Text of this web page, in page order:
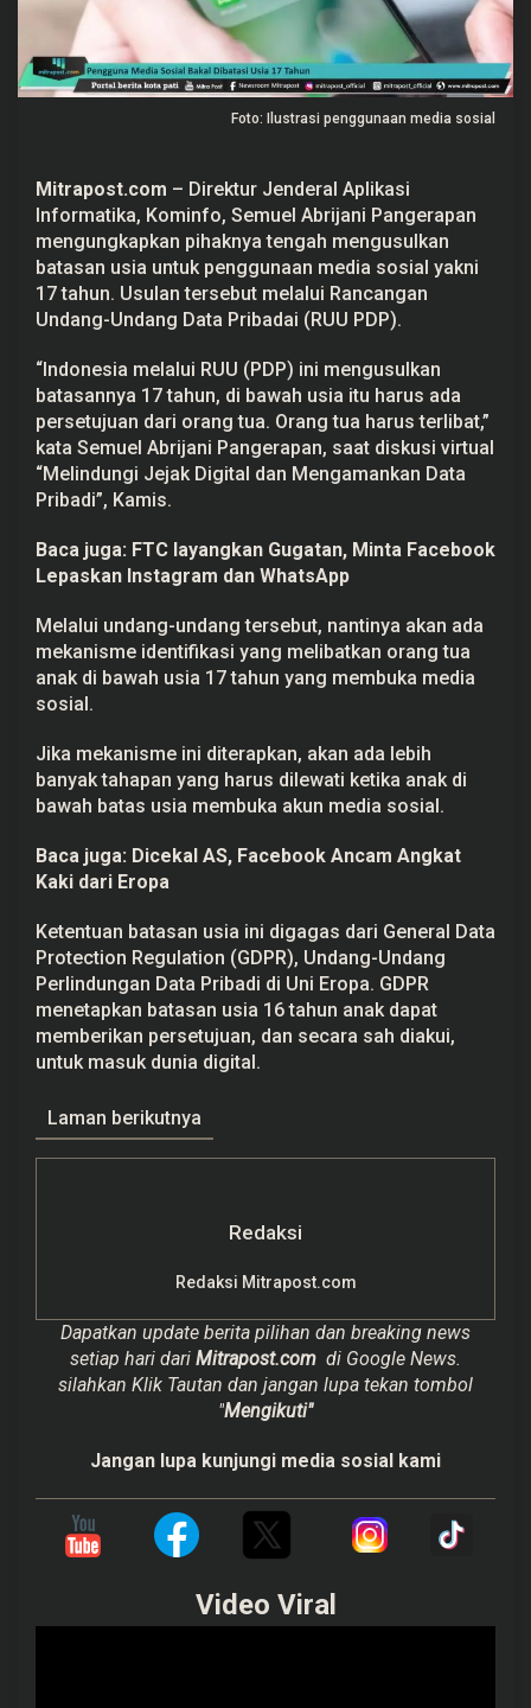
D
a
t
a
i
a
1
7
T
a
h
u
Foto: Ilustrasi penggunaan media sosial
Mitrapost.com – Direktur Jenderal Aplikasi
Informatika, Kominfo, Semuel Abrijani Pangerapan
mengungkapkan pihaknya tengah mengusulkan
batasan usia untuk penggunaan media sosial yakni
17 tahun. Usulan tersebut melalui Rancangan
Undang-Undang Data Pribadai (RUU PDP).
“Indonesia melalui RUU (PDP) ini mengusulkan
batasannya 17 tahun, di bawah usia itu harus ada
persetujuan dari orang tua. Orang tua harus terlibat,”
kata Semuel Abrijani Pangerapan, saat diskusi virtual
“Melindungi Jejak Digital dan Mengamankan Data
Pribadi”, Kamis.
Baca juga: FTC layangkan Gugatan, Minta Facebook
Lepaskan Instagram dan WhatsApp
Melalui undang-undang tersebut, nantinya akan ada
mekanisme identifikasi yang melibatkan orang tua
anak di bawah usia 17 tahun yang membuka media
sosial.
Jika mekanisme ini diterapkan, akan ada lebih
banyak tahapan yang harus dilewati ketika anak di
bawah batas usia membuka akun media sosial.
Baca juga: Dicekal AS, Facebook Ancam Angkat
Kaki dari Eropa
Ketentuan batasan usia ini digagas dari General Data
Protection Regulation (GDPR), Undang-Undang
Perlindungan Data Pribadi di Uni Eropa. GDPR
menetapkan batasan usia 16 tahun anak dapat
memberikan persetujuan, dan secara sah diakui,
untuk masuk dunia digital.
Laman berikutnya
Redaksi
Redaksi Mitrapost.com
Dapatkan update berita pilihan dan breaking news
setiap hari dari Mitrapost.com di Google News.
silahkan Klik Tautan dan jangan lupa tekan tombol
"Mengikuti"
Jangan lupa kunjungi media sosial kami
Video Viral